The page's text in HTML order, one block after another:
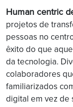
Human centric
projetos de
pessoas no
êxito do que
da tecnologia.
colaboradores
familiarizados
digital em vez de